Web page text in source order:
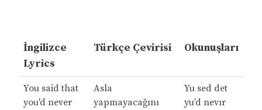
İngilizce
Lyrics
Türkçe Çevirisi Okunuşları
You said that
you'd never
Asla
yapmayacağını
Yu sed det
yu’d nevır